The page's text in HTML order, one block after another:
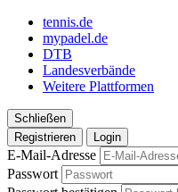
tennis.de
mypadel.de
DTB
Landesverbände
Weitere Plattformen
Schließen
Registrieren
Login
E-Mail-Adresse
Passwort